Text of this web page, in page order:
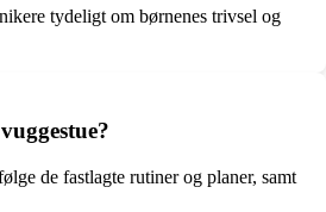
tydeligt om børnenes trivsel og
de fastlagte rutiner og planer, samt